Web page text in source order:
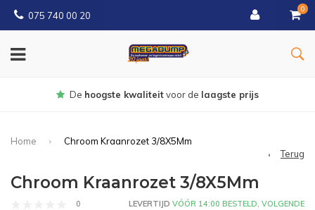
075 740 00 20
0
Gratisbezorgd vanaf € 150
Home
Chroom Kraanrozet 3/8X5Mm
Terug
Chroom Kraanrozet 3/8X5Mm
0
LEVERTIJD VÓÓR 14:00 BESTELD, VOLGENDE